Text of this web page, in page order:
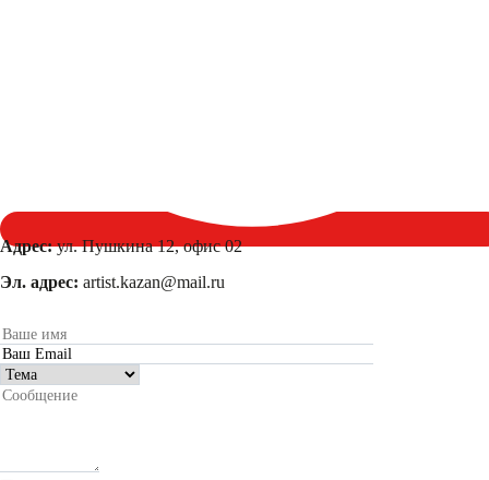
Адрес:ул. Пушкина 12, офис 02
Эл. адрес: artist.kazan@mail.ru